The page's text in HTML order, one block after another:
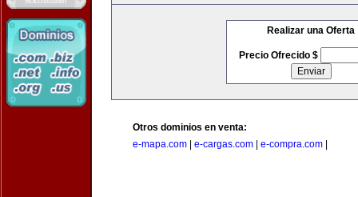
Realizar una Oferta
Precio Ofrecido $
Otros dominios en venta:
e-mapa.com
e-cargas.com e-compra.com